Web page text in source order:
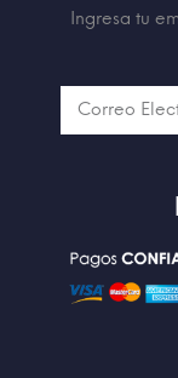
Ingresa tu